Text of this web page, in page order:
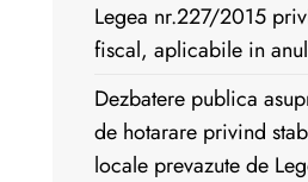
Legea nr.227/2015
fiscal, aplicabile in
Dezbatere publica
de hotarare privind
locale prevazute de